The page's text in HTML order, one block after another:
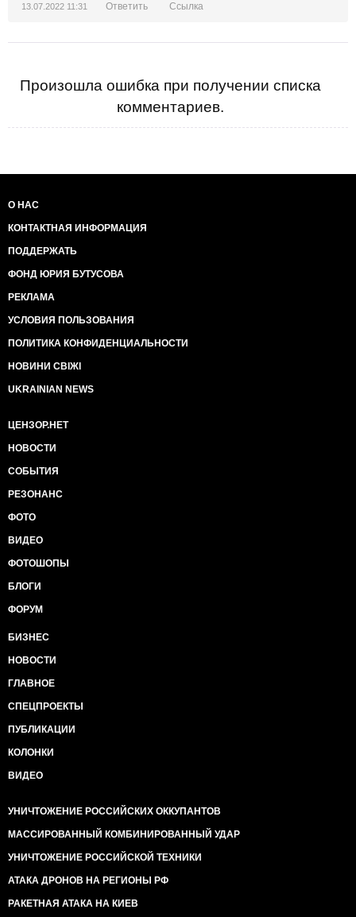
13.07.2022 11:31 Ответить Ссылка
Произошла ошибка при получении списка
комментариев.
О НАС
КОНТАКТНАЯ ИНФОРМАЦИЯ
ПОДДЕРЖАТЬ
ФОНД ЮРИЯ БУТУСОВА
РЕКЛАМА
УСЛОВИЯ ПОЛЬЗОВАНИЯ
ПОЛИТИКА КОНФИДЕНЦИАЛЬНОСТИ
НОВИНИ СВІЖІ
UKRAINIAN NEWS
ЦЕНЗОР.НЕТ
НОВОСТИ
СОБЫТИЯ
РЕЗОНАНС
ФОТО
ВИДЕО
ФОТОШОПЫ
БЛОГИ
ФОРУМ
БИЗНЕС
НОВОСТИ
ГЛАВНОЕ
СПЕЦПРОЕКТЫ
ПУБЛИКАЦИИ
КОЛОНКИ
ВИДЕО
УНИЧТОЖЕНИЕ РОССИЙСКИХ ОККУПАНТОВ
МАССИРОВАННЫЙ КОМБИНИРОВАННЫЙ УДАР
УНИЧТОЖЕНИЕ РОССИЙСКОЙ ТЕХНИКИ
АТАКА ДРОНОВ НА РЕГИОНЫ РФ
РАКЕТНАЯ АТАКА НА КИЕВ